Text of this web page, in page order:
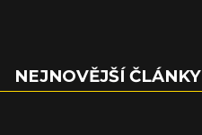
NEJNOVĚJŠÍ ČLÁNKY